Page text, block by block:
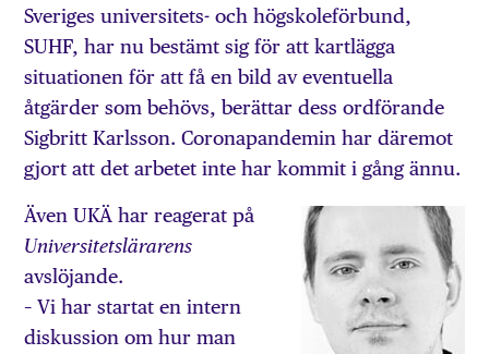
Sveriges universitets- och högskoleförbund,
SUHF, har nu bestämt sig för att kartlägga
situationen för att få en bild av eventuella
åtgärder som behövs, berättar dess ordförande
Sigbritt Karlsson. Coronapandemin har däremot
gjort att det arbetet inte har kommit i gång ännu.
Även UKÄ har reagerat på
Universitetslärarens
avslöjande.
– Vi har startat en intern
diskussion om hur man